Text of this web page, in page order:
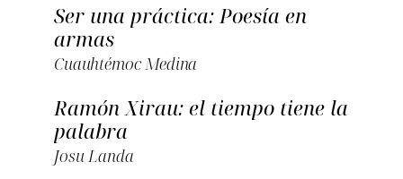
Ser una práctica: Poesía en
armas
Cuauhtémoc Medina
Ramón Xirau: el tiempo tiene la
palabra
Josu Landa